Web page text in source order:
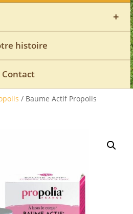
+
histoire
Contact
/ Baume Actif Propolis